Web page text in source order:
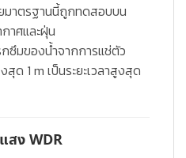
าตรฐานนี้ถูกทดสอบบน
าศและฝุ่น
ซึมของน้ำจากการแช่ตัว
ด 1 m เป็นระยะเวลาสูงสุด
สง WDR